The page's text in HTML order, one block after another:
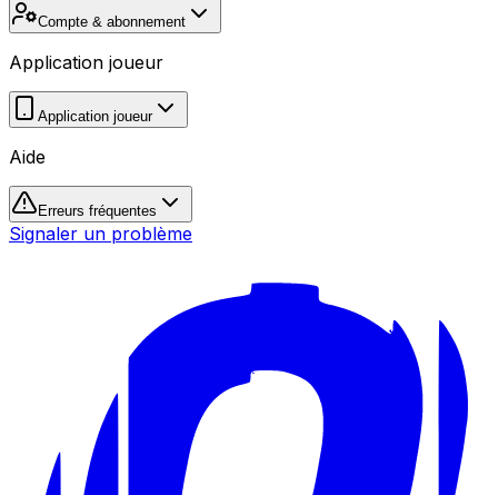
Compte & abonnement
Application joueur
Application joueur
Aide
Erreurs fréquentes
Signaler un problème